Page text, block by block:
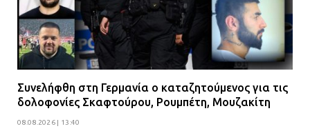
Συνελήφθη στη Γερμανία ο καταζητούμενος για τις
δολοφονίες Σκαφτούρου, Ρουμπέτη, Μουζακίτη
08.08.2026 | 13:40